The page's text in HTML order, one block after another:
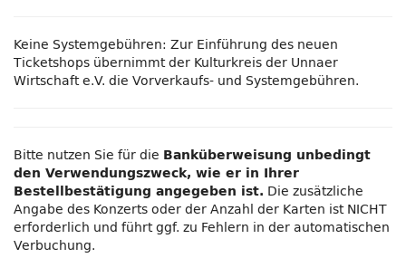
Keine Systemgebühren: Zur Einführung des neuen
Ticketshops übernimmt der Kulturkreis der Unnaer
Wirtschaft e.V. die Vorverkaufs- und Systemgebühren.
Bitte nutzen Sie für die Banküberweisung unbedingt
den Verwendungszweck, wie er in Ihrer
Bestellbestätigung angegeben ist. Die zusätzliche
Angabe des Konzerts oder der Anzahl der Karten ist NICHT
erforderlich und führt ggf. zu Fehlern in der automatischen
Verbuchung.